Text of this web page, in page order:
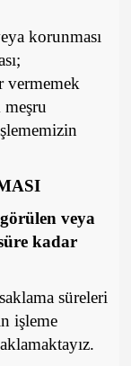
korunması
vermemek
veya
kadar
süreleri
işleme